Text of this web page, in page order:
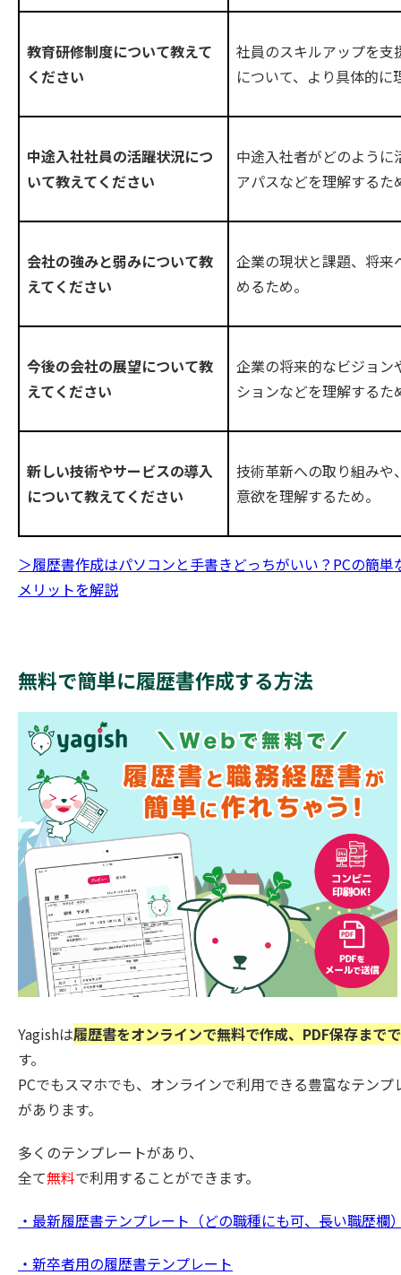
教育研修制度について教えて
ください
社員のスキルアップを
について、より具体的に
中途入社社員の活躍状況につ
いて教えてください
中途入社者がどのよう
アパスなどを理解するた
会社の強みと弱みについて教
えてください
企業の現状と課題、将
めるため。
今後の会社の展望について教
えてください
企業の将来的なビジョ
ションなどを理解するた
新しい技術やサービスの導入
について教えてください
技術革新への取り組み
意欲を理解するため。
＞履歴書作成はパソコンと手書きどっちがいい？PCの簡
メリットを解説
無料で簡単に履歴書作成する方法
Yagishは履歴書をオンラインで無料で作成、PDF保存まで
す。
PCでもスマホでも、オンラインで利用できる豊富なテン
があります。
多くのテンプレートがあり、
全て無料で利用することができます。
・最新履歴書テンプレート（どの職種にも可、長い職歴欄
・新卒者用の履歴書テンプレート